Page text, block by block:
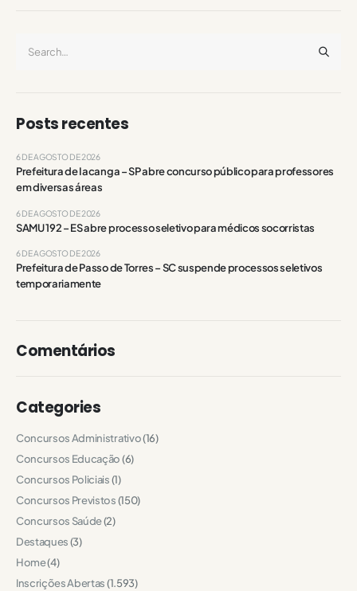
Posts recentes
Prefeitura de Iacanga – SP abre concurso público para professores
em diversas áreas
6 DE AGOSTO DE 2026
SAMU 192 – ES abre processo seletivo para médicos socorristas
6 DE AGOSTO DE 2026
Prefeitura de Passo de Torres – SC suspende processos seletivos
temporariamente
6 DE AGOSTO DE 2026
Comentários
Categories
Concursos Administrativo(16)
Concursos Educação(6)
Concursos Policiais(1)
Concursos Previstos(150)
Concursos Saúde(2)
Destaques(3)
Home(4)
Inscrições Abertas(1.593)